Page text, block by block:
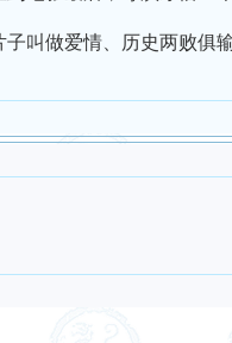
做爱情、历史两败俱输